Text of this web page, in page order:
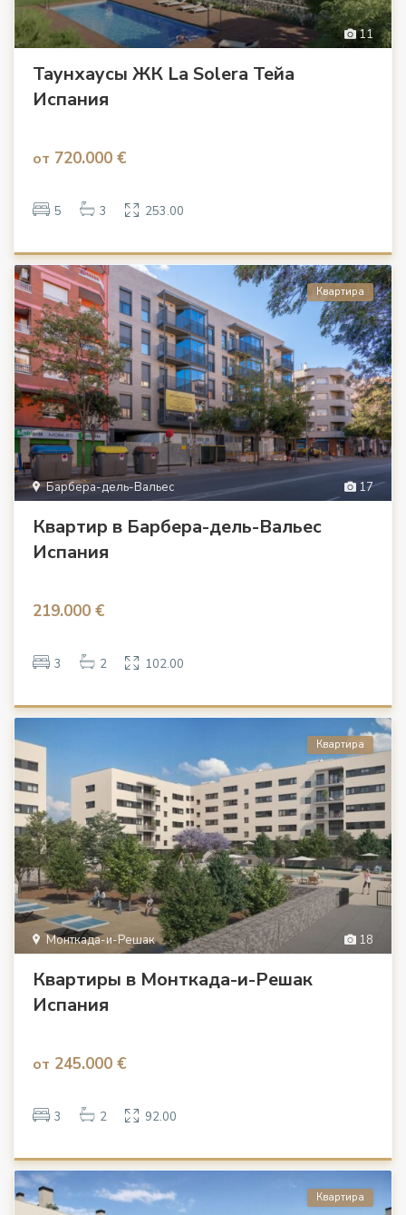
11
Таунхаусы ЖК La Solera Тейа
Испания
от 720.000 €
5 3 253.00
17
Барбера-дель-Вальес
Квартира
Квартир в Барбера-дель-Вальес
Испания
219.000 €
3 2 102.00
18
Монткада-и-Решак
Квартира
Квартиры в Монткада-и-Решак
Испания
от 245.000 €
3 2 92.00
Квартира